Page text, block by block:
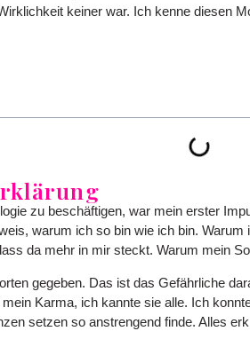
keiner war. Ich kenne diesen
zu beschäftigen, war mein erster
warum ich so bin wie ich bin.
da mehr in mir steckt. Warum mein
gegeben. Das ist das Gefährliche
Karma, ich kannte sie alle. Ich
setzen so anstrengend finde. Alles